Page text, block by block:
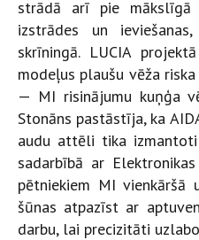
strādā arī pie mākslīgā
izstrādes un
skrīningā. LUCIA
modeļus plaušu vēža
— MI risinājumu kuņģa
Stonāns pastāstīja, ka
audu attēli tika
sadarbībā ar
pētniekiem MI vienkāršā
šūnas atpazīst ar
darbu, lai precizitāti